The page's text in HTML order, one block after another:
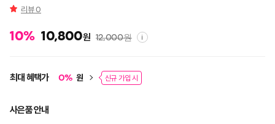
리뷰0
10% 10,800원 12,000원 i
최대 혜택가 0% 원 신규 가입 시
사은품 안내